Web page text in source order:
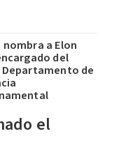
nombra a Elon
del
Departamento de
el